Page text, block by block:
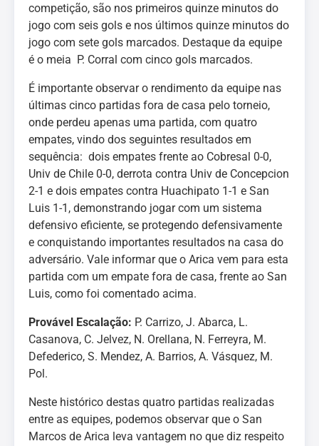
competição, são nos primeiros quinze minutos do
jogo com seis gols e nos últimos quinze minutos do
jogo com sete gols marcados. Destaque da equipe
é o meia P. Corral com cinco gols marcados.
É importante observar o rendimento da equipe nas
últimas cinco partidas fora de casa pelo torneio,
onde perdeu apenas uma partida, com quatro
empates, vindo dos seguintes resultados em
sequência: dois empates frente ao Cobresal 0-0,
Univ de Chile 0-0, derrota contra Univ de Concepcion
2-1 e dois empates contra Huachipato 1-1 e San
Luis 1-1, demonstrando jogar com um sistema
defensivo eficiente, se protegendo defensivamente
e conquistando importantes resultados na casa do
adversário. Vale informar que o Arica vem para esta
partida com um empate fora de casa, frente ao San
Luis, como foi comentado acima.
Provável Escalação: P. Carrizo, J. Abarca, L.
Casanova, C. Jelvez, N. Orellana, N. Ferreyra, M.
Defederico, S. Mendez, A. Barrios, A. Vásquez, M.
Pol.
Neste histórico destas quatro partidas realizadas
entre as equipes, podemos observar que o San
Marcos de Arica leva vantagem no que diz respeito